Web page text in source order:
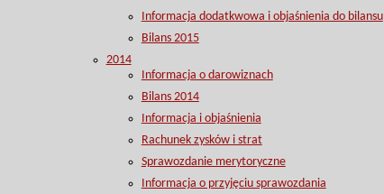
Informacja dodatkwowa i objaśnienia do bilansu
Bilans 2015
2014
Informacja o darowiznach
Bilans 2014
Informacja i objaśnienia
Rachunek zysków i strat
Sprawozdanie merytoryczne
Informacja o przyjęciu sprawozdania